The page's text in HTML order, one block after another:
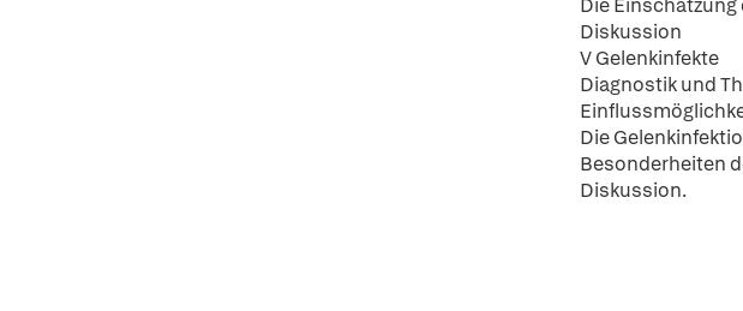
Die
Diskussion
V Gelenkinfekte
Diagnostik und
Die
Besonderheiten
Diskussion.